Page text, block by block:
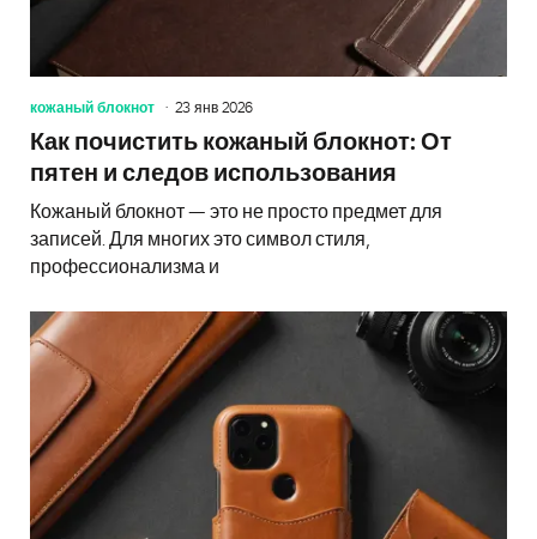
кожаный блокнот 23 янв 2026
Как почистить кожаный блокнот: От
пятен и следов использования
Кожаный блокнот — это не просто предмет для
записей. Для многих это символ стиля,
профессионализма и